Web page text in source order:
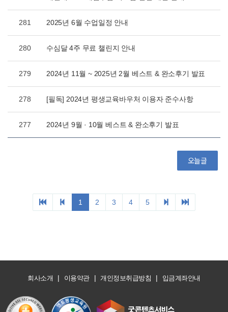
회사소개 | 이용약관 | 개인정보취급방침 | 입금계좌안내